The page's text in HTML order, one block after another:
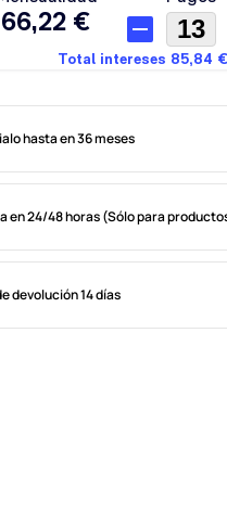
hasta en 36 meses
en 24/48 horas (Sólo para
devolución 14 días